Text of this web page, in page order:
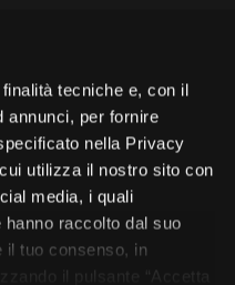
tecniche e, con il
annunci, per fornire
nella Privacy
utilizza il nostro sito con
media, i quali
raccolto dal suo
il tuo consenso, in
il pulsante “Accetta